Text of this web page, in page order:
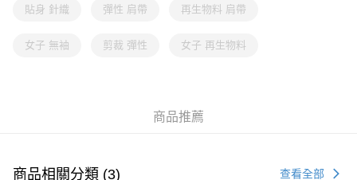
貼身 針織 彈性 肩帶 再生物料 肩帶
女子 無袖 剪裁 彈性 女子 再生物料
商品推薦
商品相關分類 (3) 查看全部